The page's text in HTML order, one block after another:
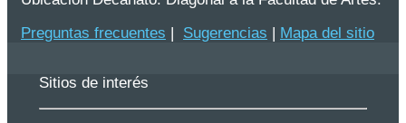
Preguntas frecuentes | Sugerencias | Mapa del sitio
Sitios de interés